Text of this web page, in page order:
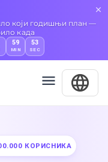
који годишњи план —
када
59
MIN
51
SEC
КОРИСНИКА